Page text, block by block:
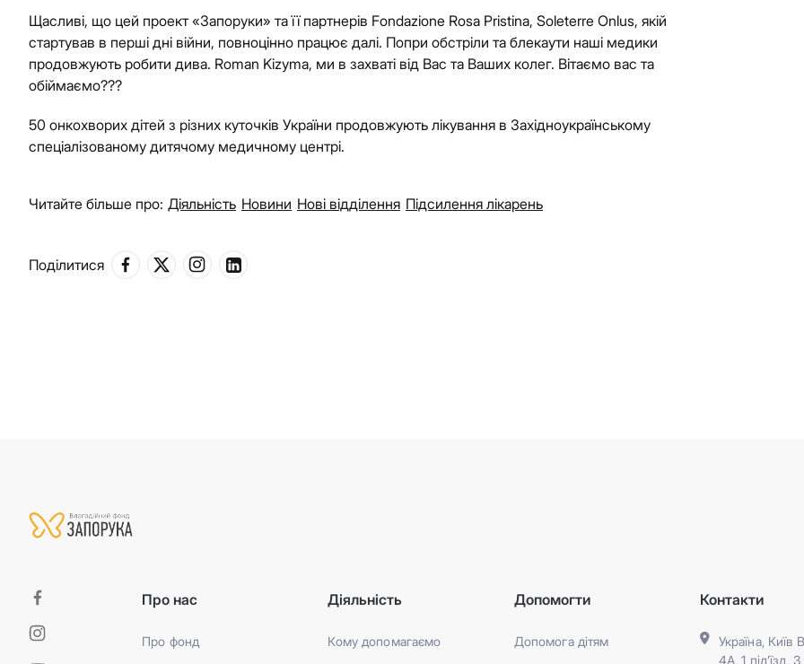
Щасливі, що цей проект «Запоруки» та її партнерів Fondazione Rosa Pristina, Soleterre Onlus, якій
стартував в перші дні війни, повноцінно працює далі. Попри обстріли та блекаути наші медики
продовжують робити дива. Roman Kizyma, ми в захваті від Вас та Ваших колег. Вітаємо вас та
обіймаємо???
50 онкохворих дітей з різних куточків України продовжують лікування в Західноукраїнському
спеціалізованому дитячому медичному центрі.
Читайте більше про: Діяльність Новини Нові відділення Підсилення лікарень
Поділитися
Про нас
Про фонд
Діяльність
Кому допомагаємо
Допомогти
Допомога дітям
Контакти
Україна, Київ
4А, 1 під’їзд,